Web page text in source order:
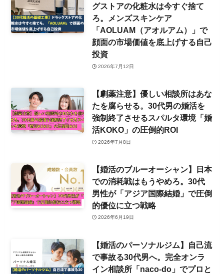
グストアの化粧水は今すぐ捨て
ろ。メンズスキンケア
「AOLUAM（アオルアム）」で
顔面の市場価値を底上げする自己
投資
2026年7月12日
【劇薬注意】優しい相談所はあな
たを腐らせる。30代男の婚活を
強制終了させるスパルタ環境「婚
活KOKO」の圧倒的ROI
2026年7月8日
【婚活のブルーオーシャン】日本
での消耗戦はもうやめろ。30代
男性が「アジア国際結婚」で圧倒
的優位に立つ戦略
2026年6月19日
【婚活のパーソナルジム】自己流
で事故る30代男へ。完全オンラ
イン相談所「naco-do」でプロと